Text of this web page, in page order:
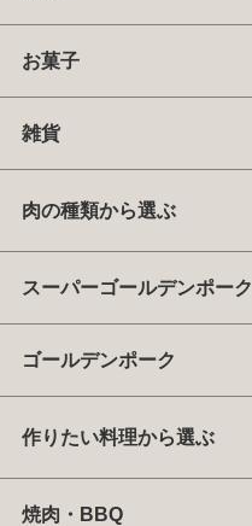
お菓子
雑貨
肉の種類から選ぶ
スーパーゴールデンポーク
ゴールデンポーク
作りたい料理から選ぶ
焼肉・BBQ